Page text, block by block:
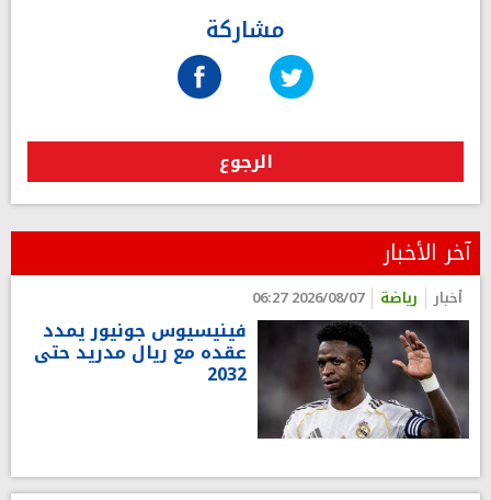
مشاركة
الرجوع
آخر الأخبار
أخبار رياضة 2026/08/07 06:27
فينيسيوس جونيور يمدد
عقده مع ريال مدريد حتى
2032